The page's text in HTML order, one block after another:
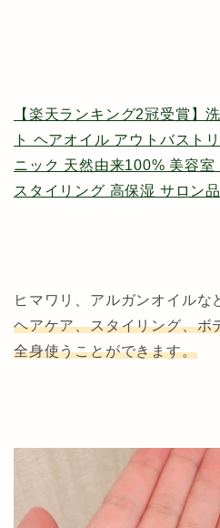
【楽天ランキング2冠受賞】
ト ヘアオイル アウトバスト
ニック 天然由来100% 美容
スタイリング 高保湿 サロン
ヒマワリ、アルガンオイルな
ヘアケア、スタイリング、ボ
全身使うことができます。